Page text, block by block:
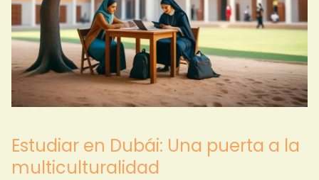
Estudiar en Dubái: Una puerta a la
multiculturalidad